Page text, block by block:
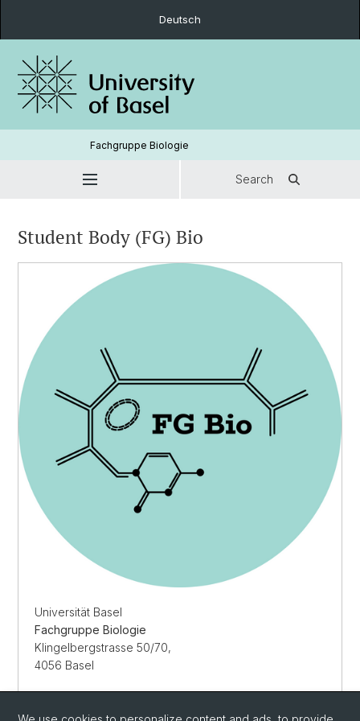
Deutsch
Fachgruppe Biologie
Search
Student Body (FG) Bio
Universität Basel
Fachgruppe Biologie
Klingelbergstrasse 50/70,
4056 Basel